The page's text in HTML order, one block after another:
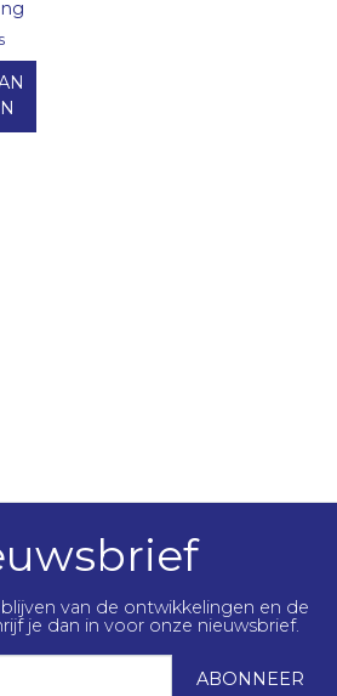
van de ontwikkelingen en de
je dan in voor onze nieuwsbrief.
ABONNEER